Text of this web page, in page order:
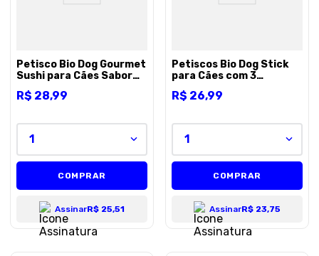
Petisco Bio Dog Gourmet
Sushi para Cães Sabor
100g
R$ 28,99
1
COMPRAR
AssinarR$ 25,51
Petiscos Bio Dog Stick
para Cães com 3
R$ 26,99
1
COMPRAR
AssinarR$ 23,75